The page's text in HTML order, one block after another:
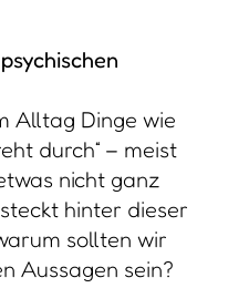
Alltag Dinge wie
durch“ – meist
nicht ganz
hinter dieser
sollten wir
Aussagen sein?